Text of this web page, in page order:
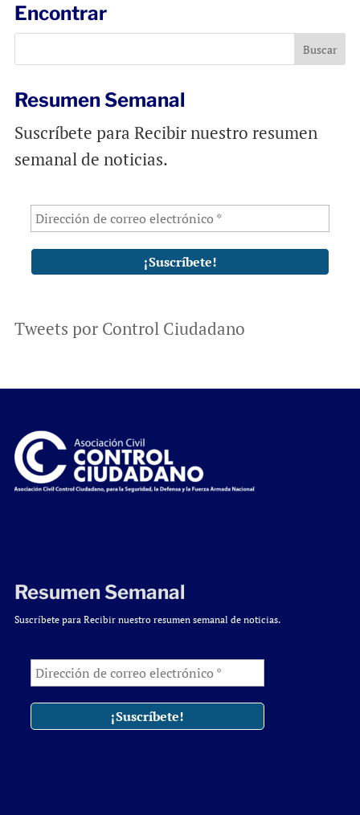
o
k
p
Encontrar
Resumen Semanal
Suscríbete para Recibir nuestro resumen
semanal de noticias.
Tweets por Control Ciudadano
Resumen Semanal
Suscríbete para Recibir nuestro resumen semanal de noticias.